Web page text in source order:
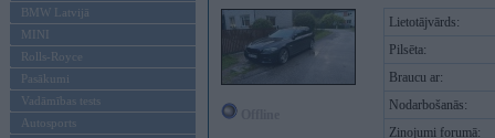
BMW Latvijā
MINI
Rolls-Royce
Pasākumi
Vadāmības tests
Autosports
Lietotājvārds:
Pilsēta:
Braucu ar:
Nodarbošanās:
Ziņojumi forumā: